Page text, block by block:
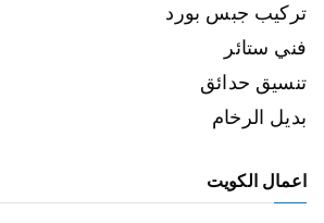
تركيب جبس بورد
فني ستائر
تنسيق حدائق
بديل الرخام
اعمال الكويت